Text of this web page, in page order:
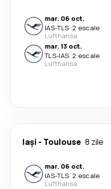
mar. 06 oct.
IAS-TLS· 2 escale
Lufthansa
mar. 13 oct.
TLS-IAS· 2 escale
Lufthansa
Iași - Toulouse 8 zile
mar. 06 oct.
IAS-TLS· 2 escale
Lufthansa